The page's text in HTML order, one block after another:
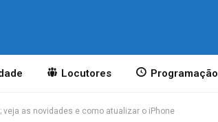
Locutores Programação
veja as novidades e como atualizar o iPhone